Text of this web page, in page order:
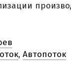
, Автопоток